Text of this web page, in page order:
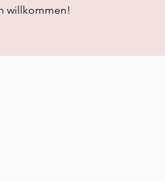
willkommen!